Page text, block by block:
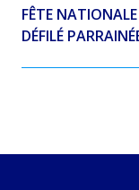
FÊTE
DÉFILÉ